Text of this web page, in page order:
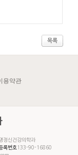
목록
용약관
신건강의학과
록번호133-90-16860